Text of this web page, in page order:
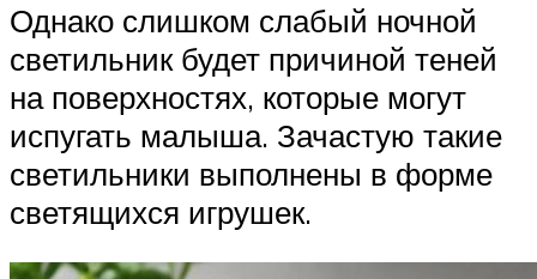
Однако слишком слабый ночной
светильник будет причиной теней
на поверхностях, которые могут
испугать малыша. Зачастую такие
светильники выполнены в форме
светящихся игрушек.